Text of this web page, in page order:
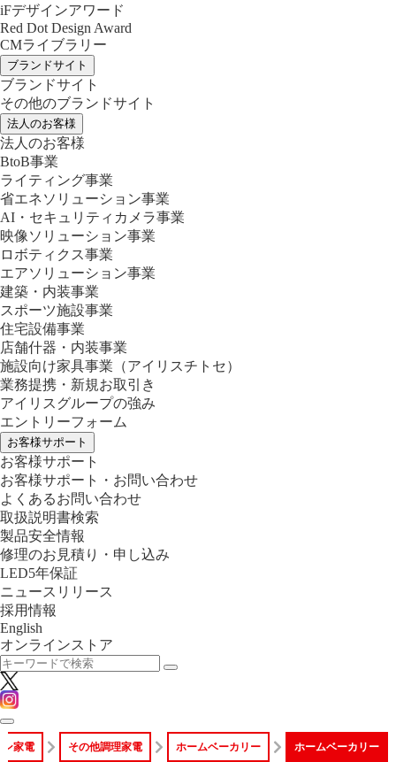
iFデザインアワード
Red Dot Design Award
CMライブラリー
ブランドサイト
ブランドサイト
その他のブランドサイト
法人のお客様
法人のお客様
BtoB事業
ライティング事業
省エネソリューション事業
AI・セキュリティカメラ事業
映像ソリューション事業
ロボティクス事業
エアソリューション事業
建築・内装事業
スポーツ施設事業
住宅設備事業
店舗什器・内装事業
施設向け家具事業 （アイリスチトセ）
業務提携・新規お取引き
アイリスグループの強み
エントリーフォーム
お客様サポート
お客様サポート
お客様サポート・お問い合わせ
よくあるお問い合わせ
取扱説明書検索
製品安全情報
修理のお見積り・申し込み
LED5年保証
ニュースリリース
採用情報
English
オンラインストア
ン家電 その他調理家電 ホームベーカリー ホームベーカリー